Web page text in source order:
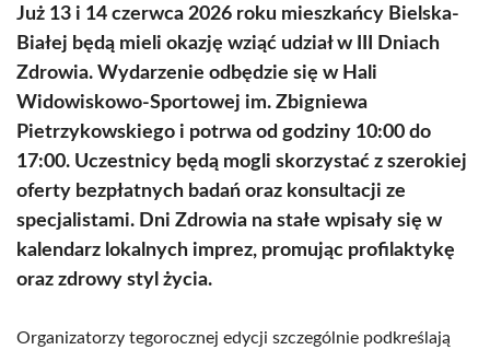
Już 13 i 14 czerwca 2026 roku mieszkańcy Bielska-
Białej będą mieli okazję wziąć udział w III Dniach
Zdrowia. Wydarzenie odbędzie się w Hali
Widowiskowo-Sportowej im. Zbigniewa
Pietrzykowskiego i potrwa od godziny 10:00 do
17:00. Uczestnicy będą mogli skorzystać z szerokiej
oferty bezpłatnych badań oraz konsultacji ze
specjalistami. Dni Zdrowia na stałe wpisały się w
kalendarz lokalnych imprez, promując profilaktykę
oraz zdrowy styl życia.
Organizatorzy tegorocznej edycji szczególnie podkreślają